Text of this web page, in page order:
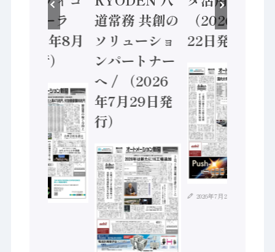
ントローラ
（2026年8月
5日発行）
道常務 共創の
ソリューショ
ンパートナー
へ / （2026
年7月29日発
行）
（2026年7月
22日発行）
2026年7月21日